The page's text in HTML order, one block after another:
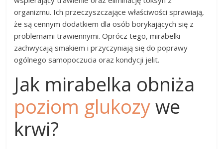
organizmu. Ich przeczyszczające właściwości sprawiają,
że są cennym dodatkiem dla osób borykających się z
problemami trawiennymi. Oprócz tego, mirabelki
zachwycają smakiem i przyczyniają się do poprawy
ogólnego samopoczucia oraz kondycji jelit.
Jak mirabelka obniża
poziom glukozywe
krwi?